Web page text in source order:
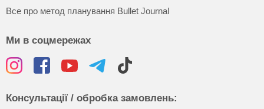
Все про метод планування Bullet Journal
Ми в соцмережах
Консультації / обробка замовлень: